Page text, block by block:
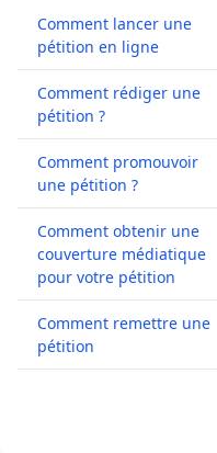
Comment lancer une
pétition en ligne
Comment rédiger une
pétition ?
Comment promouvoir
une pétition ?
Comment obtenir une
couverture médiatique
pour votre pétition
Comment remettre une
pétition